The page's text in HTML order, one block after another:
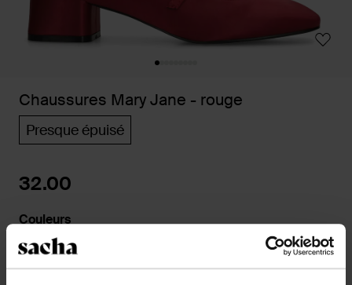
Chaussures Mary Jane - rouge
Presque épuisé
32.00
Couleurs